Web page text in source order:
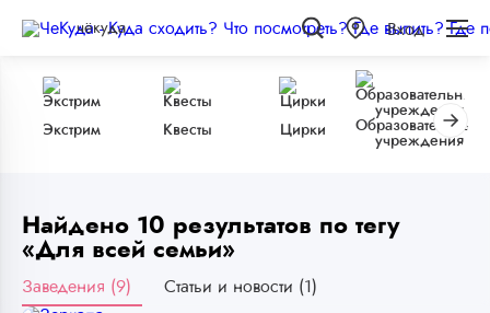
чёкуда Вход
Экстрим Квесты Цирки
Образовательные
учреждения
Найдено 10 результатов по тегу
«Для всей семьи»
Заведения (9) Статьи и новости (1)